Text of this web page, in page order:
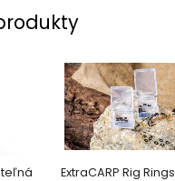
ExtraCARP Rig Rings